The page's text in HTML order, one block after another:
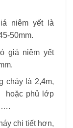
niêm yết là
50mm.
giá niêm yết
cháy là 2,4m,
hoặc phủ lớp
chi tiết hơn,